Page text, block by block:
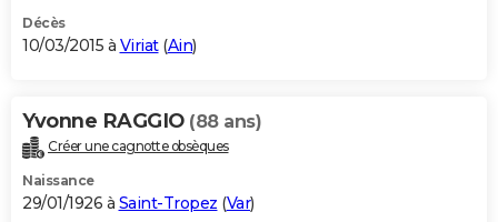
Décès
10/03/2015 à Viriat(Ain)
Yvonne RAGGIO (88 ans)
Créer une cagnotte obsèques
Naissance
29/01/1926 à Saint-Tropez (Var)